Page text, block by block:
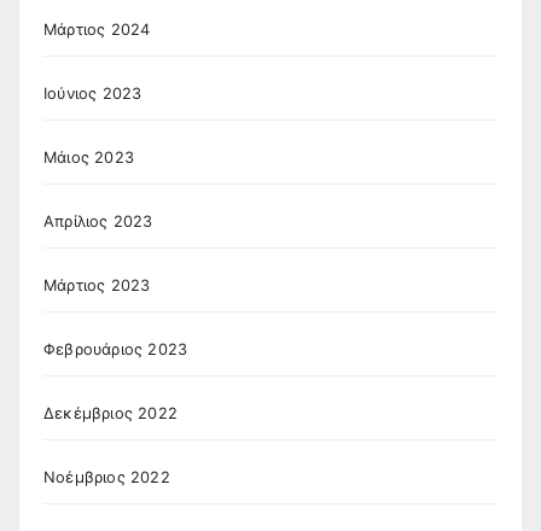
Μάρτιος 2024
Ιούνιος 2023
Μάιος 2023
Απρίλιος 2023
Μάρτιος 2023
Φεβρουάριος 2023
Δεκέμβριος 2022
Νοέμβριος 2022